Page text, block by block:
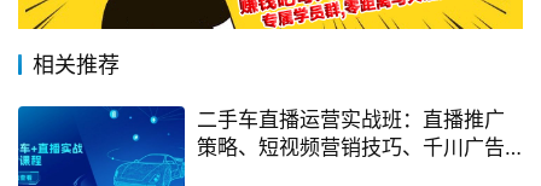
相关推荐
二手车直播运营实战班：直播推广
策略、短视频营销技巧、千川广告